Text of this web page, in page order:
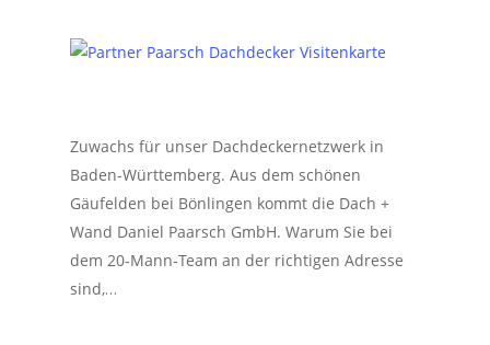
Zuwachs für unser Dachdeckernetzwerk in
Baden-Württemberg. Aus dem schönen
Gäufelden bei Bönlingen kommt die Dach +
Wand Daniel Paarsch GmbH. Warum Sie bei
dem 20-Mann-Team an der richtigen Adresse
sind,…